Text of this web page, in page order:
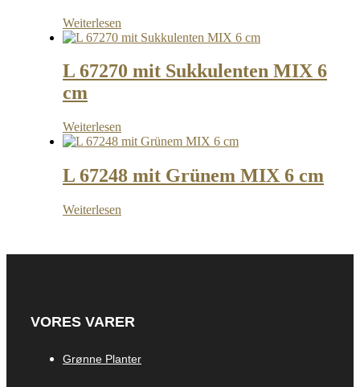
Weiterlesen
L 67270 mit Sukkulenten MIX 6
cm
Weiterlesen
L 67248 mit Grünem MIX 6 cm
Weiterlesen
VORES VARER
Grønne Planter